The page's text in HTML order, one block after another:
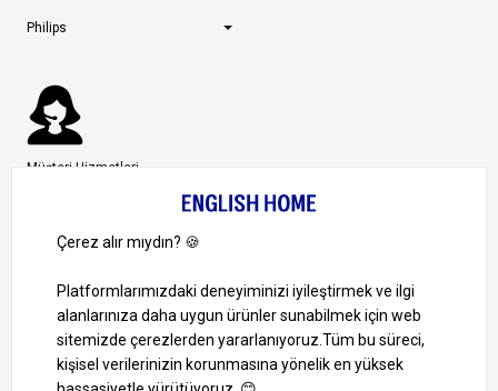
Philips
Müşteri Hizmetleri
Pazartesi-Cuma: 09:00 – 18:00
Bize Ulaşın